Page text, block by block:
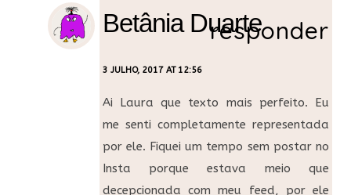
Betânia Duarte
3 JULHO, 2017 AT 12:56
responder
Ai Laura que texto mais perfeito. Eu
me senti completamente representada
por ele. Fiquei um tempo sem postar no
Insta porque estava meio que
decepcionada com meu feed, por ele